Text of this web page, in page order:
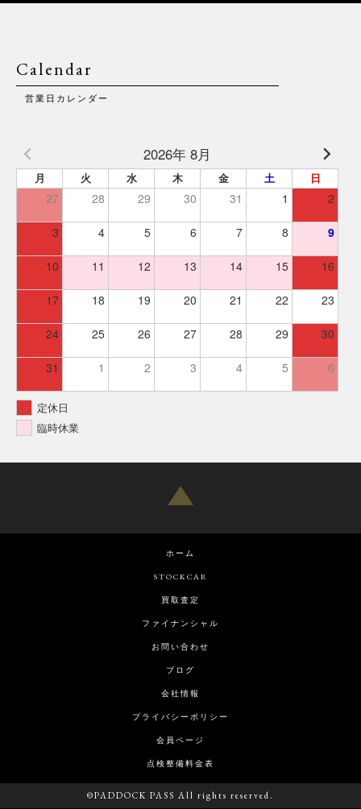
Calendar
営業日カレンダー
2026年 8月
月 火 水 木 金 土 日
27 28 29 30 31 1 2
3 4 5 6 7 8 9
10 11 12 13 14 15 16
17 18 19 20 21 22 23
24 25 26 27 28 29 30
31 1 2 3 4 5 6
定休日
臨時休業
ホーム
STOCKCAR
買取査定
ファイナンシャル
お問い合わせ
ブログ
会社情報
プライバシーポリシー
会員ページ
点検整備料金表
©PADDOCK PASS All rights reserved.